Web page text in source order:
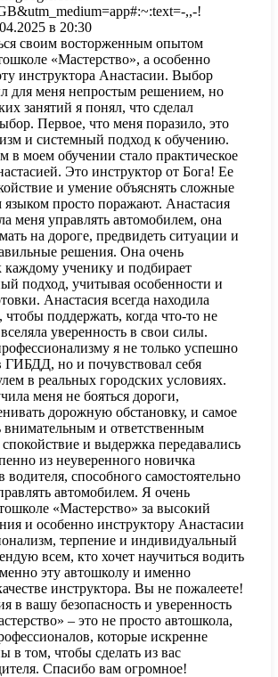
,,-!
в 20:30
своим восторженным опытом
«Мастерство», а особенно
инструктора Анастасии. Выбор
для меня непростым решением, но
занятий я понял, что сделал
Первое, что меня поразило, это
и системный подход к обучению.
моем обучении стало практическое
Это инструктор от Бога! Ее
и умение объяснять сложные
просто поражают. Анастасия
меня управлять автомобилем, она
на дороге, предвидеть ситуации и
решения. Она очень
каждому ученику и подбирает
подход, учитывая особенности и
Анастасия всегда находила
поддержать, когда что-то не
уверенность в свои силы.
я не только успешно
ГИБДД, но и почувствовал себя
в реальных городских условиях.
меня не бояться дороги,
дорожную обстановку, и самое
внимательным и ответственным
и выдержка передавались
из неуверенного новичка
водителя, способного самостоятельно
автомобилем. Я очень
«Мастерство» за высокий
и особенно инструктору Анастасии
терпение и индивидуальный
всем, кто хочет научиться водить
эту автошколу и именно
инструктора. Вы не пожалеете!
в вашу безопасность и уверенность
– это не просто автошкола,
которые искренне
в том, чтобы сделать из вас
Спасибо вам огромное!